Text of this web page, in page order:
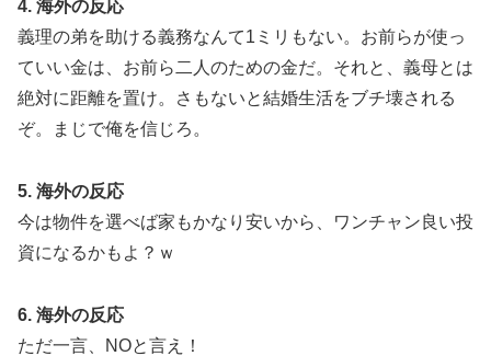
4. 海外の反応
義理の弟を助ける義務なんて1ミリもない。お前らが使っ
ていい金は、お前ら二人のための金だ。それと、義母とは
絶対に距離を置け。さもないと結婚生活をブチ壊される
ぞ。まじで俺を信じろ。
5. 海外の反応
今は物件を選べば家もかなり安いから、ワンチャン良い投
資になるかもよ？ｗ
6. 海外の反応
ただ一言、NOと言え！